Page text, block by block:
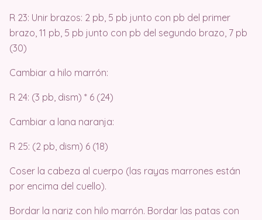
R 23: Unir brazos: 2 pb, 5 pb junto con pb del primer
brazo, 11 pb, 5 pb junto con pb del segundo brazo, 7 pb
(30)
Cambiar a hilo marrón:
R 24: (3 pb, dism) * 6 (24)
Cambiar a lana naranja:
R 25: (2 pb, dism) 6 (18)
Coser la cabeza al cuerpo (las rayas marrones están
por encima del cuello).
Bordar la nariz con hilo marrón. Bordar las patas con